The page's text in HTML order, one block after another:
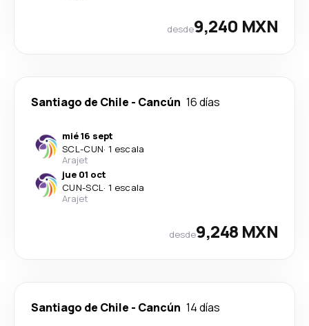
desde9,240 MXN
Santiago de Chile - Cancún 16 días
mié 16 sept
SCL-CUN· 1 escala
Arajet
jue 01 oct
CUN-SCL· 1 escala
Arajet
desde9,248 MXN
Santiago de Chile - Cancún 14 días